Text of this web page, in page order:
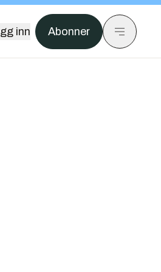
inn Abonner